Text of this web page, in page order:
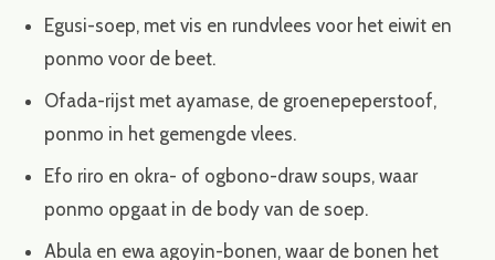
Egusi-soep, met vis en rundvlees voor het eiwit en
ponmo voor de beet.
Ofada-rijst met ayamase, de groenepeperstoof,
ponmo in het gemengde vlees.
Efo riro en okra- of ogbono-draw soups, waar
ponmo opgaat in de body van de soep.
Abula en ewa agoyin-bonen, waar de bonen het